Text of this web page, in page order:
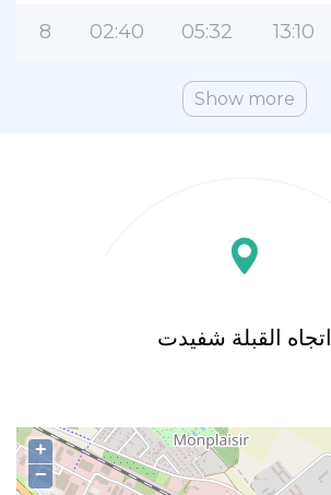
8 02:40 05:32 13:10
Show more
اتجاه القبلة شفيدت
+
−